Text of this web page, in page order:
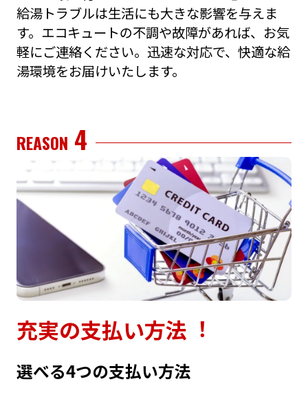
給湯トラブルは⽣活にも⼤きな影響を与えま
す。エコキュートの不調や故障があれば、お気
軽にご連絡ください。迅速な対応で、快適な給
湯環境をお届けいたします。
REASON 4
充実の⽀払い⽅法︕
選べる4つの⽀払い⽅法